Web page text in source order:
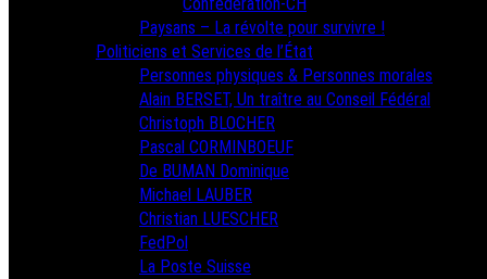
Paysans – La révolte pour survivre !
Politiciens et Services de l’État
Personnes physiques & Personnes morales
Alain BERSET, Un traître au Conseil Fédéral
Christoph BLOCHER
Pascal CORMINBOEUF
De BUMAN Dominique
Michael LAUBER
Christian LUESCHER
FedPol
La Poste Suisse